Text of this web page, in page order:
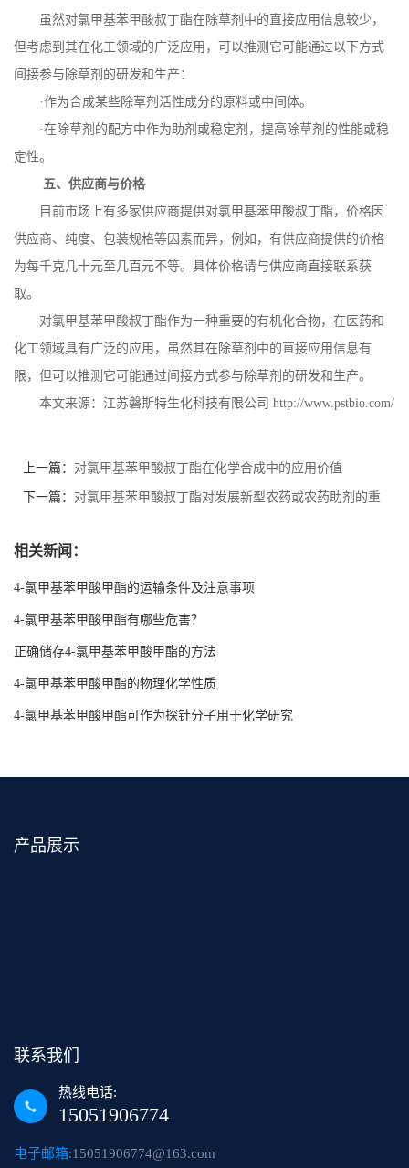
虽然对氯甲基苯甲酸叔丁酯在除草剂中的直接应用信息较少，
但考虑到其在化工领域的广泛应用，可以推测它可能通过以下方式
间接参与除草剂的研发和生产：
·作为合成某些除草剂活性成分的原料或中间体。
·在除草剂的配方中作为助剂或稳定剂，提高除草剂的性能或稳
定性。
五、供应商与价格
目前市场上有多家供应商提供对氯甲基苯甲酸叔丁酯，价格因
供应商、纯度、包装规格等因素而异，例如，有供应商提供的价格
为每千克几十元至几百元不等。具体价格请与供应商直接联系获
取。
对氯甲基苯甲酸叔丁酯作为一种重要的有机化合物，在医药和
化工领域具有广泛的应用，虽然其在除草剂中的直接应用信息有
限，但可以推测它可能通过间接方式参与除草剂的研发和生产。
本文来源：江苏磐斯特生化科技有限公司 http://www.pstbio.com/
上一篇： 对氯甲基苯甲酸叔丁酯在化学合成中的应用价值
下一篇： 对氯甲基苯甲酸叔丁酯对发展新型农药或农药助剂的重
相关新闻：
4-氯甲基苯甲酸甲酯的运输条件及注意事项
4-氯甲基苯甲酸甲酯有哪些危害？
正确储存4-氯甲基苯甲酸甲酯的方法
4-氯甲基苯甲酸甲酯的物理化学性质
4-氯甲基苯甲酸甲酯可作为探针分子用于化学研究
产品展示
联系我们
热线电话:
15051906774
电子邮箱:15051906774@163.com